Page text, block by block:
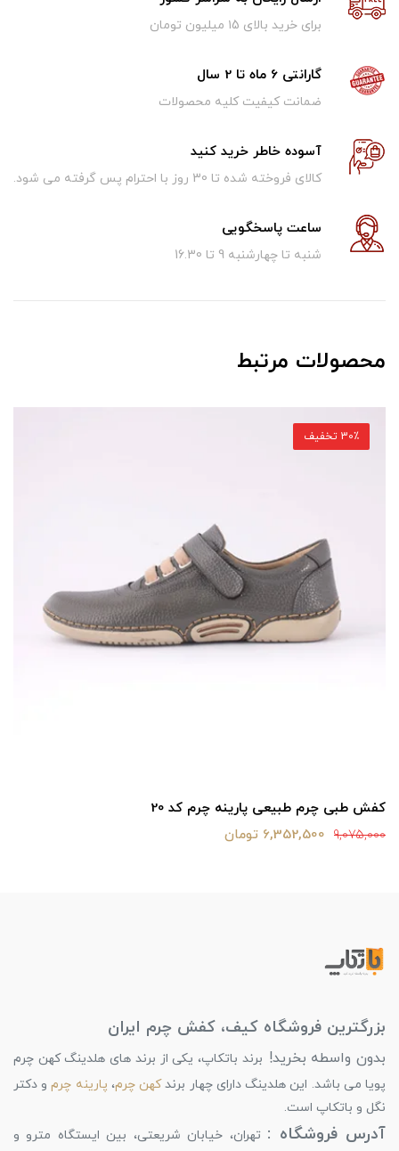
برای خرید بالای ۱5 میلیون تومان
گارانتی 6 ماه تا 2 سال
ضمانت کیفیت کلیه محصولات
آسوده خاطر خرید کنید
کالای فروخته شده تا 30 روز با احترام پس گرفته می شود.
ساعت پاسخگویی
شنبه تا چهارشنبه 9 تا 16.30
محصولات مرتبط
کفش طبی چرم طبیعی پارینه چرم کد 20
9,075,000 6,352,500 تومان
30٪ تخفیف
بزرگترین فروشگاه کیف، کفش چرم ایران
بدون واسطه بخرید! برند باتکاپ، یکی از برند های هلدینگ کهن چرم
پویا می باشد. این هلدینگ دارای چهار برندکهن چرم، پارینه چرمو دکتر
نگل و باتکاپ است.
آدرس فروشگاه : تهران، خیابان شریعتی، بین ایستگاه مترو و